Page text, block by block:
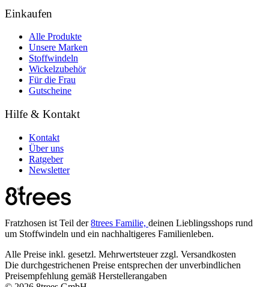
Einkaufen
Alle Produkte
Unsere Marken
Stoffwindeln
Wickelzubehör
Für die Frau
Gutscheine
Hilfe & Kontakt
Kontakt
Über uns
Ratgeber
Newsletter
Fratzhosen ist Teil der8trees Familie, deinen Lieblingsshops rund
um Stoffwindeln und ein nachhaltigeres Familienleben.
Alle Preise inkl. gesetzl. Mehrwertsteuer zzgl. Versandkosten
Die durchgestrichenen Preise entsprechen der unverbindlichen
Preisempfehlung gemäß Herstellerangaben